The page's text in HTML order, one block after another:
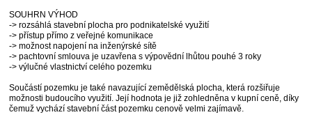
SOUHRN VÝHOD
-> rozsáhlá stavební plocha pro podnikatelské využití
-> přístup přímo z veřejné komunikace
-> možnost napojení na inženýrské sítě
-> pachtovní smlouva je uzavřena s výpovědní lhůtou pouhé 3 roky
-> výlučné vlastnictví celého pozemku
Součástí pozemku je také navazující zemědělská plocha, která rozšiřuje
možnosti budoucího využití. Její hodnota je již zohledněna v kupní ceně, díky
čemuž vychází stavební část pozemku cenově velmi zajímavě.